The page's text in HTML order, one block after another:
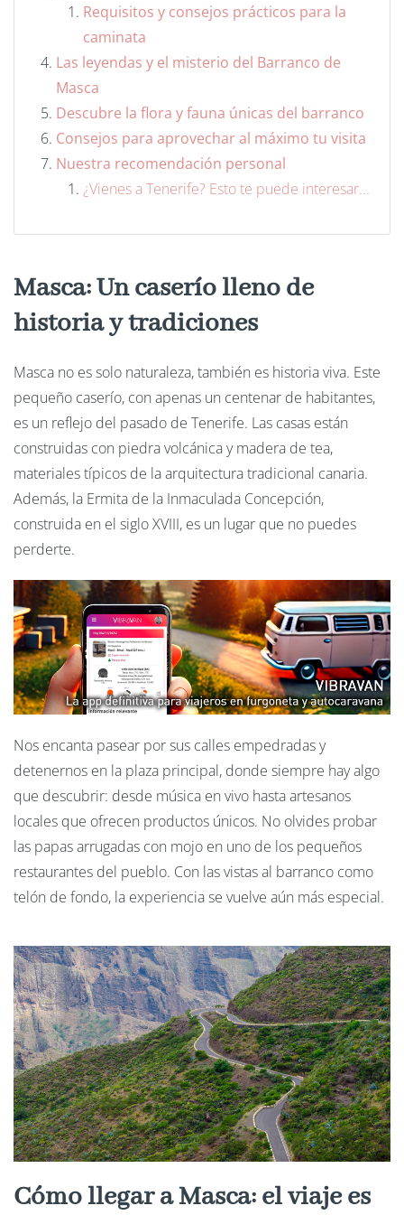
Requisitos y consejos prácticos para la
caminata
Las leyendas y el misterio del Barranco de
Masca
Descubre la flora y fauna únicas del barranco
Consejos para aprovechar al máximo tu visita
Nuestra recomendación personal
¿Vienes a Tenerife? Esto te puede interesar...
Masca: Un caserío lleno de
historia y tradiciones
Masca no es solo naturaleza, también es historia viva. Este
pequeño caserío, con apenas un centenar de habitantes,
es un reflejo del pasado de Tenerife. Las casas están
construidas con piedra volcánica y madera de tea,
materiales típicos de la arquitectura tradicional canaria.
Además, la Ermita de la Inmaculada Concepción,
construida en el siglo XVIII, es un lugar que no puedes
perderte.
Nos encanta pasear por sus calles empedradas y
detenernos en la plaza principal, donde siempre hay algo
que descubrir: desde música en vivo hasta artesanos
locales que ofrecen productos únicos. No olvides probar
las papas arrugadas con mojo en uno de los pequeños
restaurantes del pueblo. Con las vistas al barranco como
telón de fondo, la experiencia se vuelve aún más especial.
Cómo llegar a Masca: el viaje es